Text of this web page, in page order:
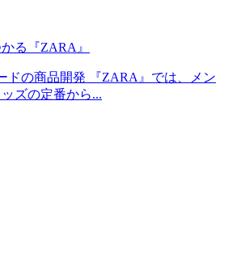
る『ZARA』
の商品開発 『ZARA』では、メン
ズの定番から...